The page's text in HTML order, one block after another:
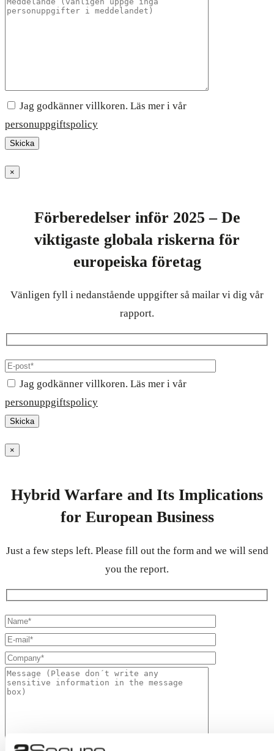
Jag godkänner villkoren. Läs mer i vår
personuppgiftspolicy
×
Förberedelser inför 2025 – De
viktigaste globala riskerna för
europeiska företag
Vänligen fyll i nedanstående uppgifter så mailar vi dig vår
rapport.
Jag godkänner villkoren. Läs mer i vår
personuppgiftspolicy
×
Hybrid Warfare and Its Implications
for European Business
Just a few steps left. Please fill out the form and we will send
you the report.